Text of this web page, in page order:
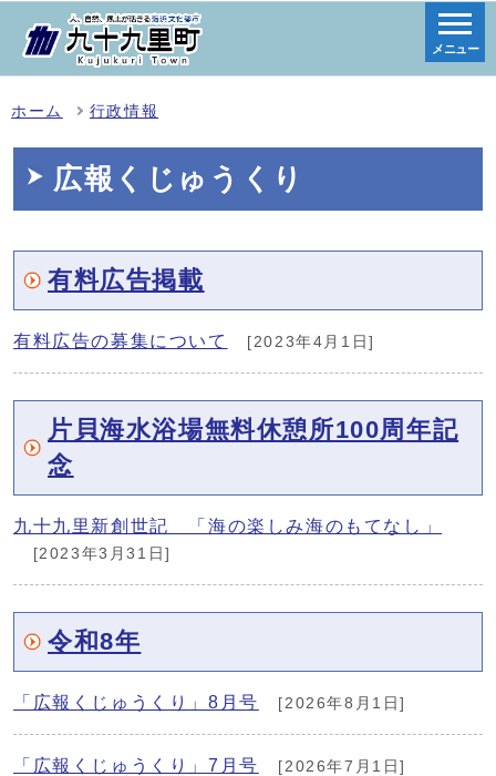
メニュー
ホーム 行政情報
広報くじゅうくり
有料広告掲載
有料広告の募集について [2023年4月1日]
片貝海水浴場無料休憩所100周年記
念
九十九里新創世記 「海の楽しみ海のもてなし」
[2023年3月31日]
令和8年
「広報くじゅうくり」8月号 [2026年8月1日]
「広報くじゅうくり」7月号 [2026年7月1日]